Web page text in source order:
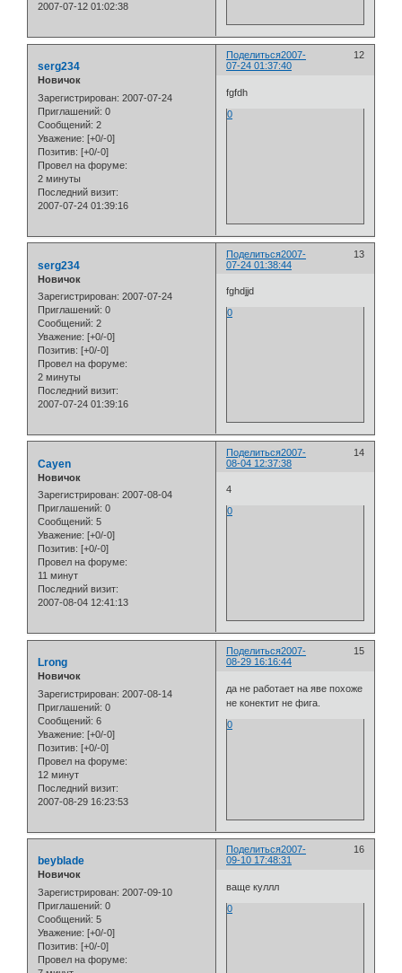
2007-07-12 01:02:38
Поделиться 12
2007-
07-24 01:37:40
serg234
Новичок
Зарегистрирован: 2007-07-24
Приглашений: 0
Сообщений: 2
Уважение: [+0/-0]
Позитив: [+0/-0]
Провел на форуме:
2 минуты
Последний визит:
2007-07-24 01:39:16
fgfdh
0
Поделиться 13
2007-
07-24 01:38:44
serg234
Новичок
Зарегистрирован: 2007-07-24
Приглашений: 0
Сообщений: 2
Уважение: [+0/-0]
Позитив: [+0/-0]
Провел на форуме:
2 минуты
Последний визит:
2007-07-24 01:39:16
fghdjjd
0
Поделиться 14
2007-
08-04 12:37:38
Cayen
Новичок
Зарегистрирован: 2007-08-04
Приглашений: 0
Сообщений: 5
Уважение: [+0/-0]
Позитив: [+0/-0]
Провел на форуме:
11 минут
Последний визит:
2007-08-04 12:41:13
4
0
Поделиться 15
2007-
08-29 16:16:44
Lrong
Новичок
Зарегистрирован: 2007-08-14
Приглашений: 0
Сообщений: 6
Уважение: [+0/-0]
Позитив: [+0/-0]
Провел на форуме:
12 минут
Последний визит:
2007-08-29 16:23:53
да не работает на яве похоже
не конектит не фига.
0
Поделиться 16
2007-
09-10 17:48:31
beyblade
Новичок
Зарегистрирован: 2007-09-10
Приглашений: 0
Сообщений: 5
Уважение: [+0/-0]
Позитив: [+0/-0]
Провел на форуме:
ваще куллл
0